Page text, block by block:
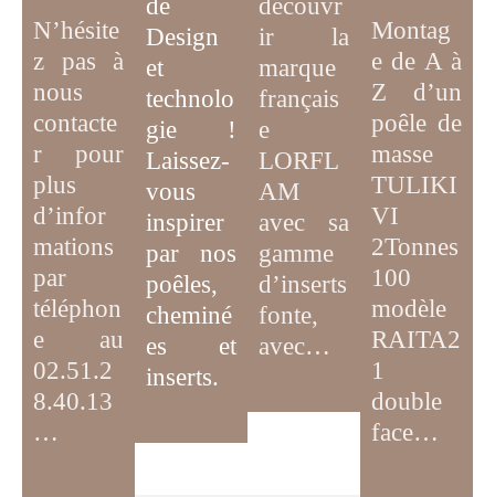
N’hésite
z pas à
nous
contacte
r pour
plus
d’infor
mations
par
téléphon
e au
02.51.2
8.40.13
…
de
Design
et
technolo
gie !
Laissez-
vous
inspirer
par nos
poêles,
cheminé
es et
inserts.
découvr
ir la
marque
français
e
LORFL
AM
avec sa
gamme
d’inserts
fonte,
avec…
Montag
e de A à
Z d’un
poêle de
masse
TULIKI
VI
2Tonnes
100
modèle
RAITA2
1
double
face…